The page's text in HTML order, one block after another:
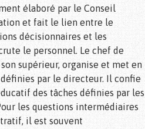
élaboré par le Conseil
et fait le lien entre le
décisionnaires et les
le personnel. Le chef de
supérieur, organise et met en
par le directeur. Il confie
des tâches définies par les
les questions intermédiaires
il est souvent